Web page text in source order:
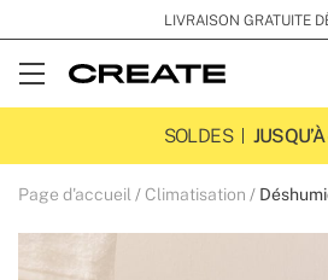
LIVRAISON GRATUITE
Open
Menu
SOLDES
Page d'accueil Climatisation